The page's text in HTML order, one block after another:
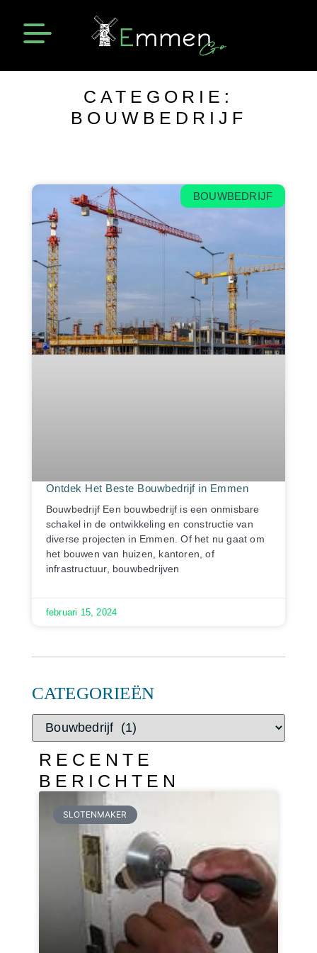
CATEGORIE:
BOUWBEDRIJF
CATEGORIEËN
RECENTE
BERICHTEN
SLOTENMAKER
BOUWBEDRIJF
Ontdek Het Beste Bouwbedrijf in Emmen
Bouwbedrijf Een bouwbedrijf is een onmisbare
schakel in de ontwikkeling en constructie van
diverse projecten in Emmen. Of het nu gaat om
het bouwen van huizen, kantoren, of
infrastructuur, bouwbedrijven
februari 15, 2024